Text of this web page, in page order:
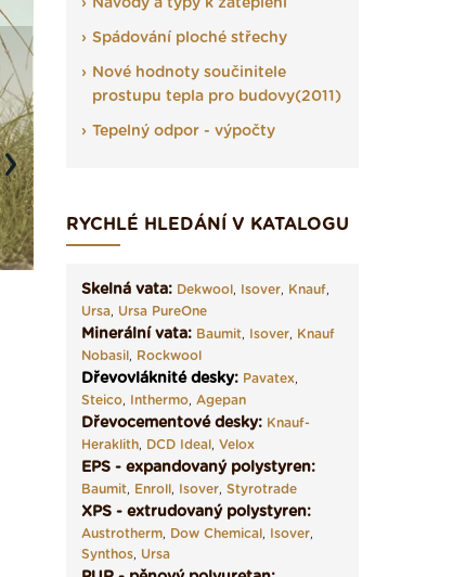
Seriál: Fasády ETICS a
vše podstatné v kostce ›
Vyberte si izolaci a pak
Next
Návody a typy k zateplení
Spádování ploché střechy
Nové hodnoty součinitele
prostupu tepla pro budovy(2011)
Tepelný odpor - výpočty
RYCHLÉ HLEDÁNÍ V KATALOGU
Skelná vata: Dekwool, Isover, Knauf,
Ursa, Ursa PureOne
Minerální vata: Baumit, Isover, Knauf
Nobasil, Rockwool
Dřevovláknité desky: Pavatex,
Steico, Inthermo, Agepan
Dřevocementové desky: Knauf-
Heraklith, DCD Ideal, Velox
EPS - expandovaný polystyren:
Baumit, Enroll, Isover, Styrotrade
XPS - extrudovaný polystyren:
Austrotherm, Dow Chemical, Isover,
Synthos, Ursa